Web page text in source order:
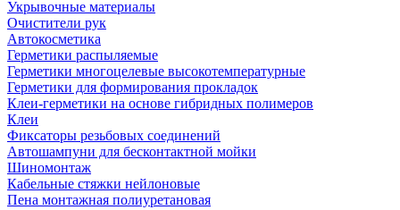
Укрывочные материалы
Очистители рук
Автокосметика
Герметики распыляемые
Герметики многоцелевые высокотемпературные
Герметики для формирования прокладок
Клеи-герметики на основе гибридных полимеров
Клеи
Фиксаторы резьбовых соединений
Автошампуни для бесконтактной мойки
Шиномонтаж
Кабельные стяжки нейлоновые
Пена монтажная полиуретановая